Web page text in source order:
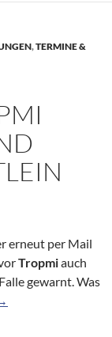
,TERMINE &
erneut per Mail
Tropmiauch
gewarnt. Was
Tropmi